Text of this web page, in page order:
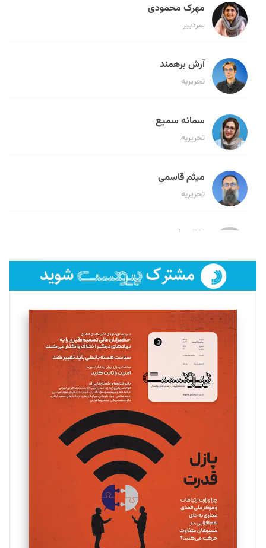
مهرک محمودی
سردبیر
آرش برهمند
تحریریه
سمانه سمیع
تحریریه
میثم قاسمی
تحریریه
لیلا حنارود
فائزه فتحی رستمی
تحریریه
سروش کرمیان
تحریریه
مینا پاکدل
یسنا امان‌پور
تحریریه
ملینا جعفری
تحریریه